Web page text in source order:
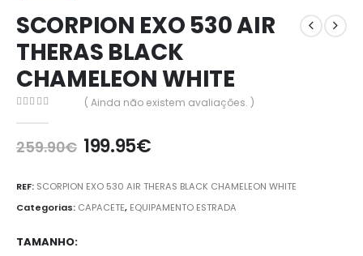
SCORPION EXO 530 AIR
THERAS BLACK
CHAMELEON WHITE
( Ainda não existem avaliações. )
259.90€ 199.95€
REF: SCORPION EXO 530 AIR THERAS BLACK CHAMELEON WHITE
Categorias: CAPACETE, EQUIPAMENTO ESTRADA
TAMANHO